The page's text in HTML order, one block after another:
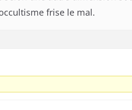
frise le mal.